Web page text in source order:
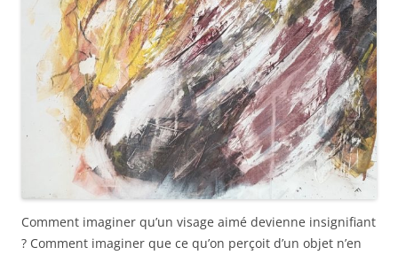
Comment imaginer qu’un visage aimé devienne insignifiant
? Comment imaginer que ce qu’on perçoit d’un objet n’en